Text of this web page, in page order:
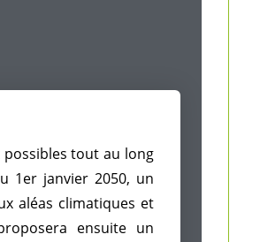
tout au long
1er janvier 2050, un
aléas climatiques et
ensuite un